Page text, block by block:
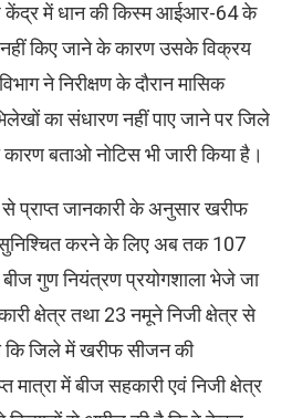
केंद्र में धान की किस्म आईआर-64 के
किए जाने के कारण उसके विक्रय
ने निरीक्षण के दौरान मासिक
का संधारण नहीं पाए जाने पर जिले
बताओ नोटिस भी जारी किया है।
प्राप्त जानकारी के अनुसार खरीफ
सुनिश्चित करने के लिए अब तक 107
गुण नियंत्रण प्रयोगशाला भेजे जा
क्षेत्र तथा 23 नमूने निजी क्षेत्र से
कि जिले में खरीफ सीजन की
में बीज सहकारी एवं निजी क्षेत्र